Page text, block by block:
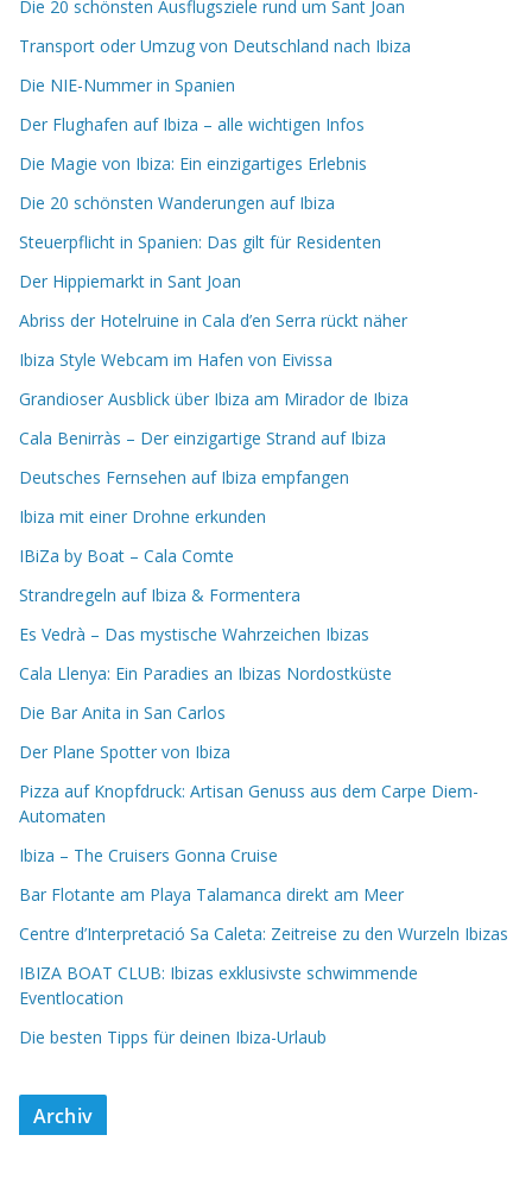
Die 20 schönsten Ausflugsziele rund um Sant Joan
Transport oder Umzug von Deutschland nach Ibiza
Die NIE-Nummer in Spanien
Der Flughafen auf Ibiza – alle wichtigen Infos
Die Magie von Ibiza: Ein einzigartiges Erlebnis
Die 20 schönsten Wanderungen auf Ibiza
Steuerpflicht in Spanien: Das gilt für Residenten
Der Hippiemarkt in Sant Joan
Abriss der Hotelruine in Cala d’en Serra rückt näher
Ibiza Style Webcam im Hafen von Eivissa
Grandioser Ausblick über Ibiza am Mirador de Ibiza
Cala Benirràs – Der einzigartige Strand auf Ibiza
Deutsches Fernsehen auf Ibiza empfangen
Ibiza mit einer Drohne erkunden
IBiZa by Boat – Cala Comte
Strandregeln auf Ibiza & Formentera
Es Vedrà – Das mystische Wahrzeichen Ibizas
Cala Llenya: Ein Paradies an Ibizas Nordostküste
Die Bar Anita in San Carlos
Der Plane Spotter von Ibiza
Pizza auf Knopfdruck: Artisan Genuss aus dem Carpe Diem-
Automaten
Ibiza – The Cruisers Gonna Cruise
Bar Flotante am Playa Talamanca direkt am Meer
Centre d’Interpretació Sa Caleta: Zeitreise zu den Wurzeln Ibizas
IBIZA BOAT CLUB: Ibizas exklusivste schwimmende
Eventlocation
Die besten Tipps für deinen Ibiza-Urlaub
Archiv